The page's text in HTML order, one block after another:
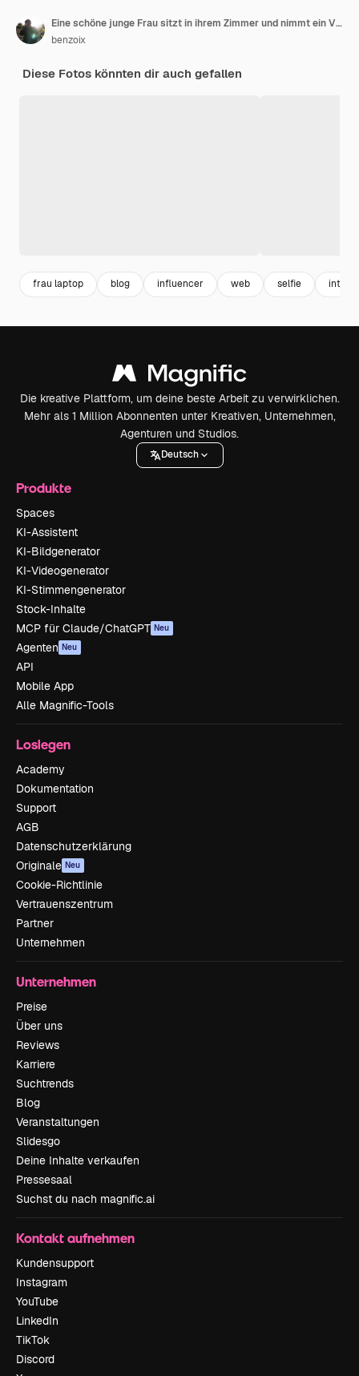
Eine schöne junge Frau sitzt in ihrem Zimmer und nimmt ein Video mit einer digitalen Kamera auf, hält ein Notebook und
benzoix
Diese Fotos könnten dir auch gefallen
frau laptop blog influencer web selfie
Die kreative Plattform, um deine beste Arbeit zu verwirklichen.
Mehr als 1 Million Abonnenten unter Kreativen, Unternehmen,
Agenturen und Studios.
Deutsch
Produkte
Spaces
KI-Assistent
KI-Bildgenerator
KI-Videogenerator
KI-Stimmengenerator
Stock-Inhalte
MCP für Claude/ChatGPT Neu
Agenten Neu
API
Mobile App
Alle Magnific-Tools
Loslegen
Academy
Dokumentation
Support
AGB
Datenschutzerklärung
Originale Neu
Cookie-Richtlinie
Vertrauenszentrum
Partner
Unternehmen
Unternehmen
Preise
Über uns
Reviews
Karriere
Suchtrends
Blog
Veranstaltungen
Slidesgo
Deine Inhalte verkaufen
Pressesaal
Suchst du nach magnific.ai
Kontakt aufnehmen
Kundensupport
Instagram
YouTube
LinkedIn
TikTok
Discord